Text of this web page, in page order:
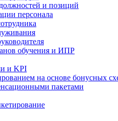
и позиций
персонала
обучения и ИПР
и KPI
на основе бонусных
пакетами